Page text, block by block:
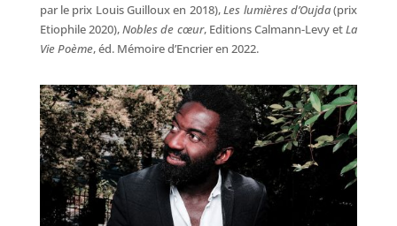
par le prix Louis Guilloux en 2018),Les lumières d’Oujda(prix
Etiophile 2020),Nobles de cœur, Editions Calmann-Levy etLa
Vie Poème, éd. Mémoire d’Encrier en 2022.